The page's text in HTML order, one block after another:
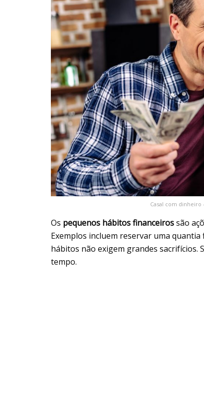
Casal com
Os pequenos hábitos financeirossão
Exemplos incluem reservar uma
hábitos não exigem grandes sacrifícios.
tempo.